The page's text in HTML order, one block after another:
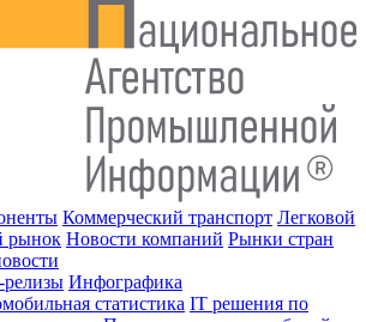
Коммерческий транспорт Легковой
рынок Новости компаний Рынки стран
релизы Инфографика
статистика IT решения по